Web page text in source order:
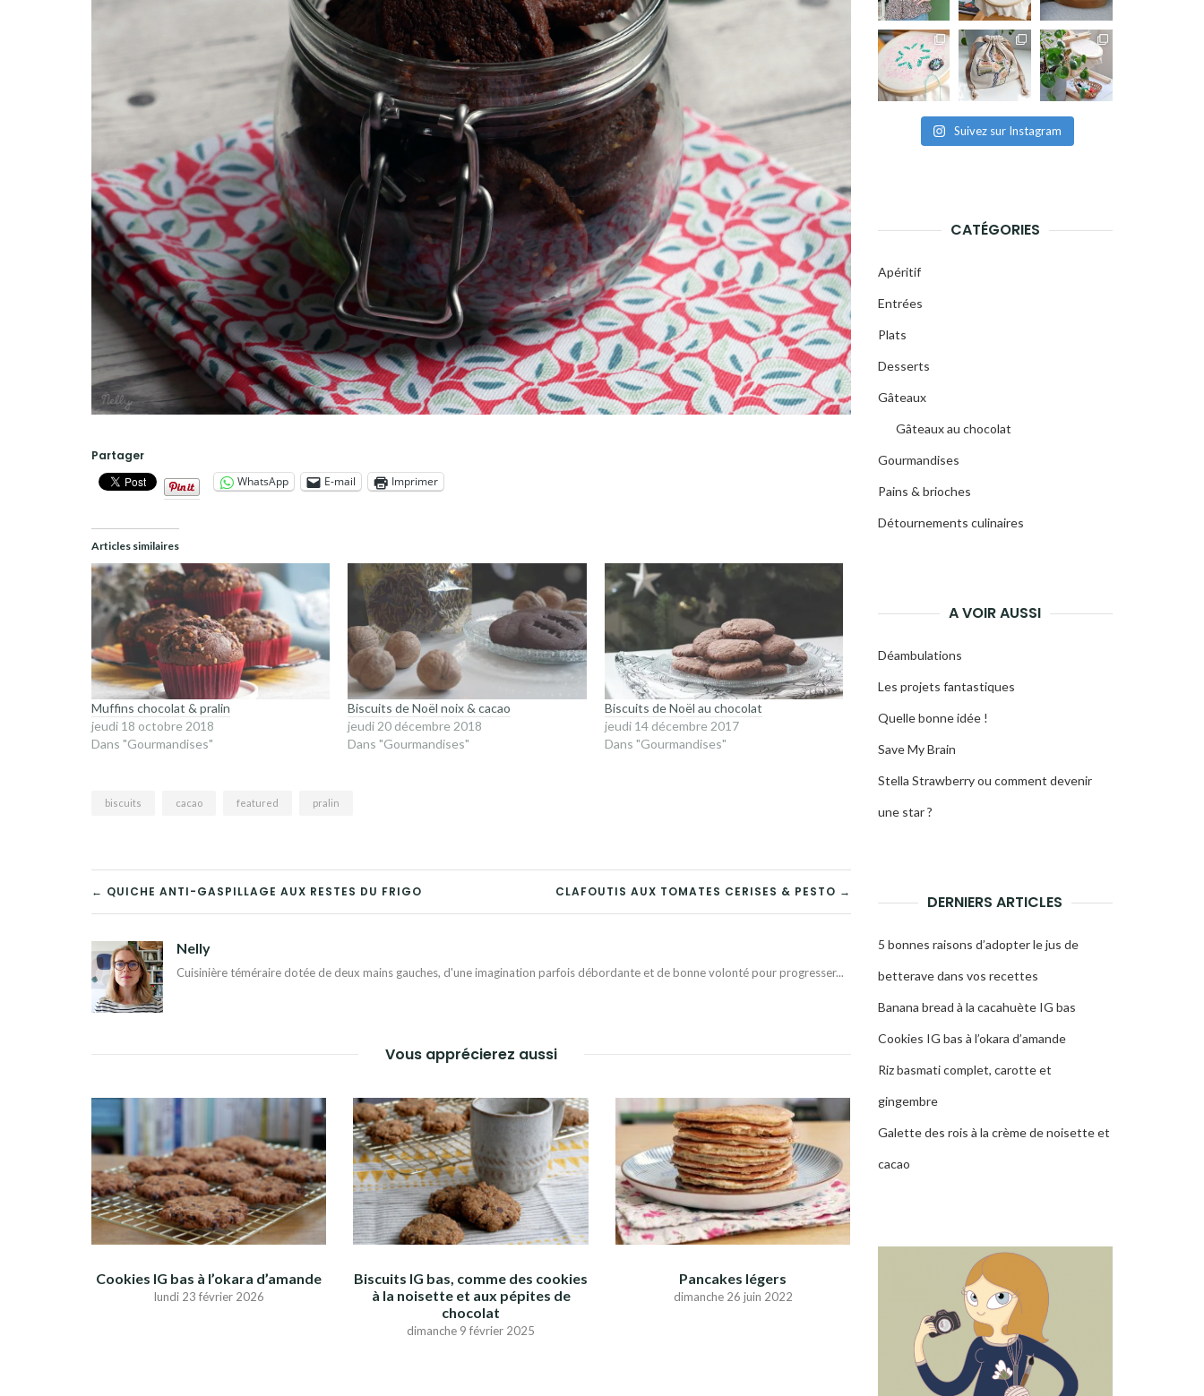
Partager
WhatsApp
E-mail Imprimer
Articles similaires
Muffins chocolat & pralin
jeudi 18 octobre 2018
Dans "Gourmandises"
Biscuits de Noël noix & cacao
jeudi 20 décembre 2018
Dans "Gourmandises"
Biscuits de Noël au chocolat
jeudi 14 décembre 2017
Dans "Gourmandises"
biscuits cacao featured pralin
NAVIGATION
DE
L’ARTICLE
← QUICHE ANTI-GASPILLAGE AUX RESTES DU FRIGO CLAFOUTIS AUX TOMATES CERISES & PESTO →
Nelly
Cuisinière téméraire dotée de deux mains gauches, d'une imagination parfois débordante et de bonne volonté pour progresser...
Vous apprécierez aussi
Cookies IG bas à l’okara d’amande
lundi 23 février 2026
Biscuits IG bas, comme des cookies
à la noisette et aux pépites de
chocolat
dimanche 9 février 2025
Pancakes légers
dimanche 26 juin 2022
Suivez sur Instagram
CATÉGORIES
Apéritif
Entrées
Plats
Desserts
Gâteaux
Gâteaux au chocolat
Gourmandises
Pains & brioches
Détournements culinaires
A VOIR AUSSI
Déambulations
Les projets fantastiques
Quelle bonne idée !
Save My Brain
Stella Strawberry ou comment devenir
une star ?
DERNIERS ARTICLES
5 bonnes raisons d’adopter le jus de
betterave dans vos recettes
Banana bread à la cacahuète IG bas
Cookies IG bas à l’okara d’amande
Riz basmati complet, carotte et
gingembre
Galette des rois à la crème de noisette et
cacao